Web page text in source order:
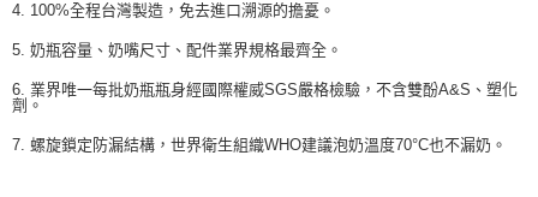
4. 100%全程台灣製造，免去進口溯源的擔憂。
5. 奶瓶容量、奶嘴尺寸、配件業界規格最齊全。
6. 業界唯一每批奶瓶瓶身經國際權威SGS嚴格檢驗，不含雙酚A&S、塑化
劑。
7. 螺旋鎖定防漏結構，世界衛生組織WHO建議泡奶溫度70°C也不漏奶。